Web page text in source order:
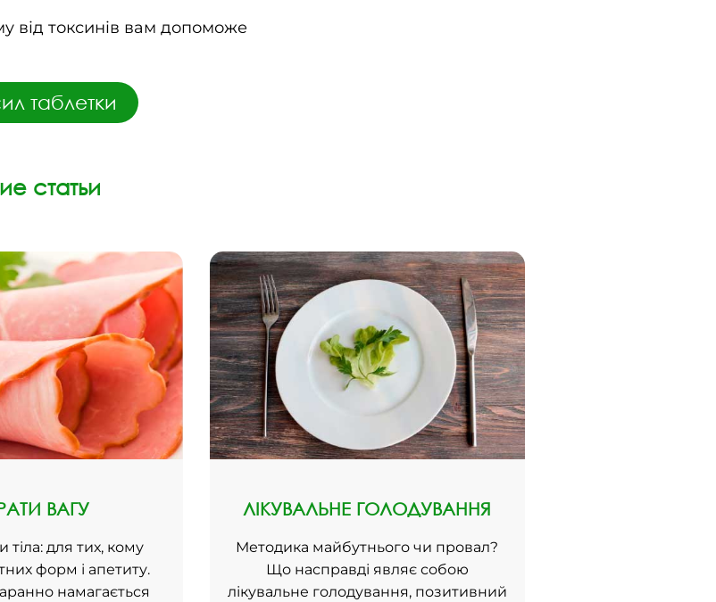
від токсинів вам допоможе
таблетки
статьи
ВАГУ
тіла: для тих, кому
форм і апетиту.
намагається
ЛІКУВАЛЬНЕ ГОЛОДУВАННЯ
Методика майбутнього чи провал?
Що насправді являє собою
лікувальне голодування, позитивний